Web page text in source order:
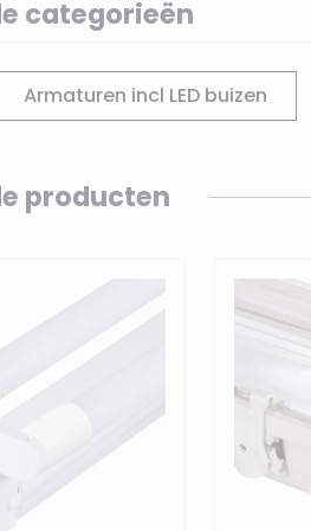
categorieën
Armaturen incl LED buizen
the elements of the carousel
producten